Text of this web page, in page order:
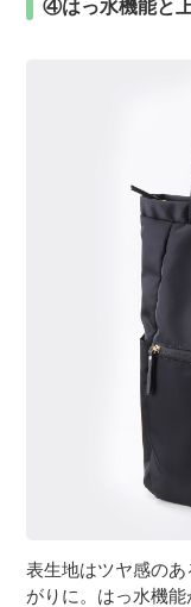
④はっ水機能と
表生地はツヤ感の
がりに。はっ水機